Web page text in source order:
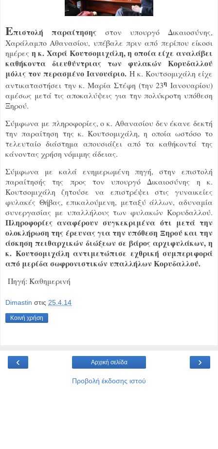
Επιστολή παραίτησης στον υπουργό Δικαιοσύνης,
Χαράλαμπο Αθανασίου, υπέβαλε πριν από περίπου είκοσι
ημέρες η κ. Χαρά Κουτσομιχάλη, η οποία είχε αναλάβει
καθήκοντα διευθύντριας των φυλακών Κορυδαλλού
μόλις τον περασμένο Ιανουάριο. Η κ. Κουτσομιχάλη είχε
αντικαταστήσει την κ. Μαρία Στέφη (την 23η Ιανουαρίου)
αμέσως μετά τις αποκαλύψεις για την πολύκροτη υπόθεση
Ξηρού.
Σύμφωνα με πληροφορίες, ο κ. Αθανασίου δεν έκανε δεκτή
την παραίτηση της κ. Κουτσομιχάλη, η οποία ωστόσο το
τελευταίο διάστημα απουσιάζει από τα καθήκοντά της
κάνοντας χρήση νόμιμης άδειας.
Σύμφωνα με καλά ενημερωμένη πηγή, στην επιστολή
παραίτησής της προς τον υπουργό Δικαιοσύνης η κ.
Κουτσομιχάλη ζητούσε να επιστρέψει στις γυναικείες
φυλακές Θήβας, επικαλούμενη, μεταξύ άλλων, αδυναμία
συνεργασίας με υπαλλήλους των φυλακών Κορυδαλλού.
Πληροφορίες αναφέρουν συγκεκριμένα ότι μετά την
ολοκλήρωση της έρευνας για την υπόθεση Ξηρού και την
άσκηση πειθαρχικών διώξεων σε βάρος αρχιφυλάκων, η
κ. Κουτσομιχάλη αντιμετώπισε εχθρική συμπεριφορά
από μερίδα σωφρονιστικών υπαλλήλων Κορυδαλλού.
Πηγή: Καθημερινή
Dimastin στις 25.4.14
Κοινή χρήση
‹ ›
Αρχική σελίδα
Προβολή έκδοσης ιστού